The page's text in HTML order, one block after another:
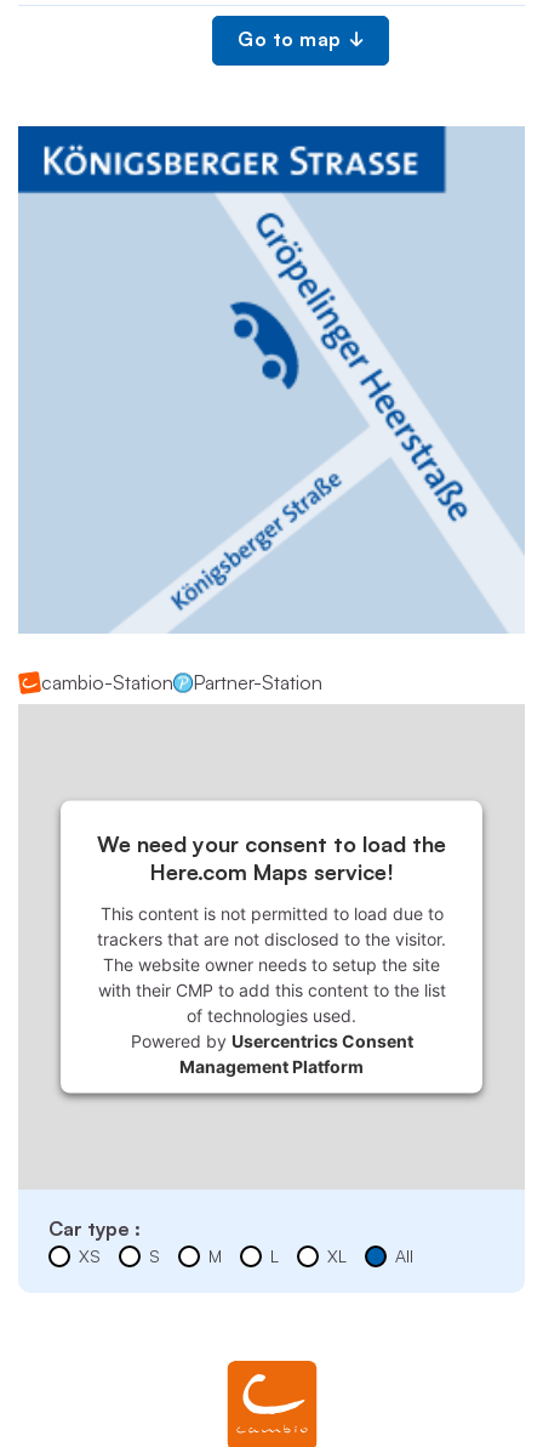
Go to map
cambio-Station Partner-Station
We need your consent to load the
Here.com Maps service!
This content is not permitted to load due to
trackers that are not disclosed to the visitor.
The website owner needs to setup the site
with their CMP to add this content to the list
of technologies used.
Powered by Usercentrics Consent
Management Platform
Car type :
XS S M L XL All